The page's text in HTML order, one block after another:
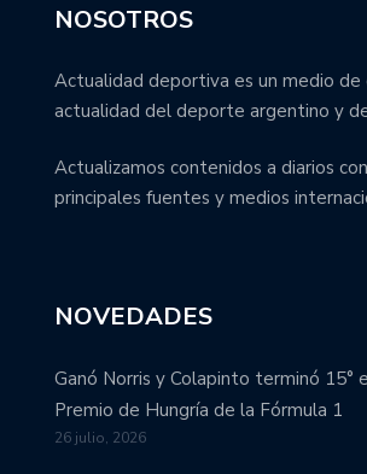
NOSOTROS
Actualidad deportiva es un medio de
actualidad del deporte argentino y
Actualizamos contenidos a diarios
principales fuentes y medios
NOVEDADES
Ganó Norris y Colapinto terminó 15°
Premio de Hungría de la Fórmula 1
26 julio, 2026